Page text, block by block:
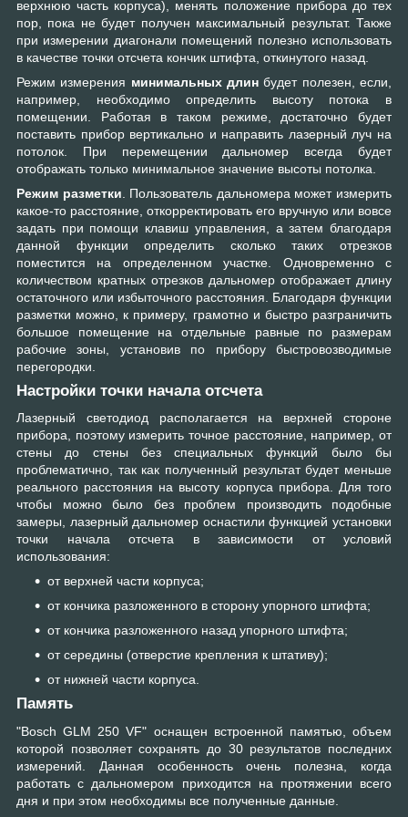
верхнюю часть корпуса), менять положение прибора до тех
пор, пока не будет получен максимальный результат. Также
при измерении диагонали помещений полезно использовать
в качестве точки отсчета кончик штифта, откинутого назад.
Режим измерения минимальных длин будет полезен, если,
например, необходимо определить высоту потока в
помещении. Работая в таком режиме, достаточно будет
поставить прибор вертикально и направить лазерный луч на
потолок. При перемещении дальномер всегда будет
отображать только минимальное значение высоты потолка.
Режим разметки . Пользователь дальномера может измерить
какое-то расстояние, откорректировать его вручную или вовсе
задать при помощи клавиш управления, а затем благодаря
данной функции определить сколько таких отрезков
поместится на определенном участке. Одновременно с
количеством кратных отрезков дальномер отображает длину
остаточного или избыточного расстояния. Благодаря функции
разметки можно, к примеру, грамотно и быстро разграничить
большое помещение на отдельные равные по размерам
рабочие зоны, установив по прибору быстровозводимые
перегородки.
Настройки точки начала отсчета
Лазерный светодиод располагается на верхней стороне
прибора, поэтому измерить точное расстояние, например, от
стены до стены без специальных функций было бы
проблематично, так как полученный результат будет меньше
реального расстояния на высоту корпуса прибора. Для того
чтобы можно было без проблем производить подобные
замеры, лазерный дальномер оснастили функцией установки
точки начала отсчета в зависимости от условий
использования:
от верхней части корпуса;
от кончика разложенного в сторону упорного штифта;
от кончика разложенного назад упорного штифта;
от середины (отверстие крепления к штативу);
от нижней части корпуса.
Память
"Bosch GLM 250 VF" оснащен встроенной памятью, объем
которой позволяет сохранять до 30 результатов последних
измерений. Данная особенность очень полезна, когда
работать с дальномером приходится на протяжении всего
дня и при этом необходимы все полученные данные.